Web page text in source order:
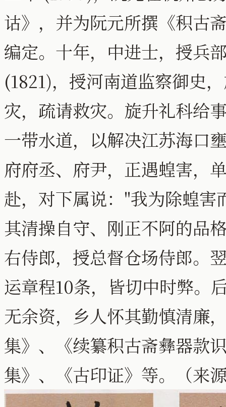
诂》，并为阮元所撰《积古
编定。十年，中进士，授兵
(1821)，授河南道监察御史
灾，疏请救灾。旋升礼科给
一带水道，以解决江苏海口
府府丞、府尹，正遇蝗害，
赴，对下属说："我为除蝗害
其清操自守、刚正不阿的品
右侍郎，授总督仓场侍郎。
运章程10条，皆切中时弊。
无余资，乡人怀其勤慎清廉
集》、《续纂积古斋彝器款
集》、《古印证》等。（来